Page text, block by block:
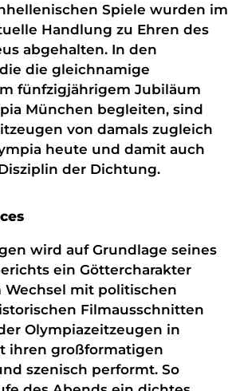
Spiele wurden im
Handlung zu Ehren des
abgehalten. In den
die gleichnamige
fünfzig­jährigem Jubiläum
München begleiten, sind
von damals zugleich
heute und damit auch
der Dichtung.
wird auf Grundlage seines
ein Göttercharakter
Wechsel mit politischen
Filmausschnitten
Olympiazeitzeugen in
ihren großformatigen
szenisch performt. So